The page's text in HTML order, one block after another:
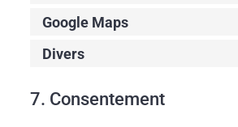
Google Maps
Divers
7. Consentement